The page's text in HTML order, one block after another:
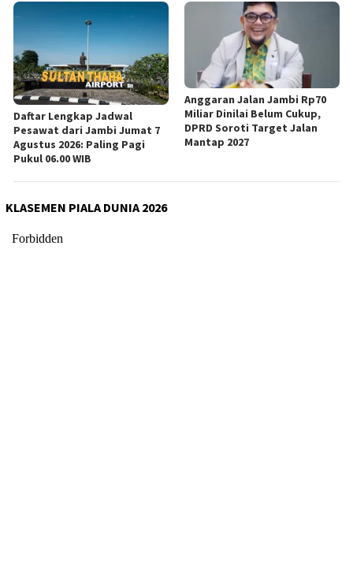
Daftar Lengkap Jadwal
Pesawat dari Jambi Jumat 7
Agustus 2026: Paling Pagi
Pukul 06.00 WIB
Anggaran Jalan Jambi Rp70
Miliar Dinilai Belum Cukup,
DPRD Soroti Target Jalan
Mantap 2027
KLASEMEN PIALA DUNIA 2026